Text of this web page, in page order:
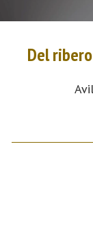
Del